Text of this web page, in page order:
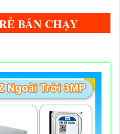
BÁN CHẠY